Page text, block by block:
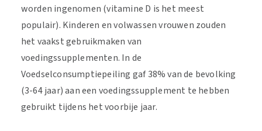
worden ingenomen (vitamine D is het meest
populair). Kinderen en volwassen vrouwen zouden
het vaakst gebruikmaken van
voedingssupplementen. In de
Voedselconsumptiepeiling gaf 38% van de bevolking
(3-64 jaar) aan een voedingssupplement te hebben
gebruikt tijdens het voorbije jaar.